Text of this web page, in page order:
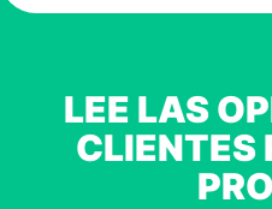
LEE LAS
CLIENTES